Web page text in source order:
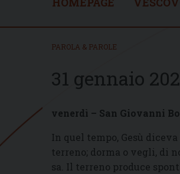
PAROLA & PAROLE
31 gennaio
venerdì – San Giovanni
In quel tempo, Gesù
terreno; dorma o vegli, di
sa. Il terreno produce